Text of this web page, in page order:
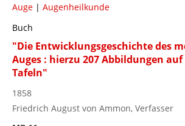
Auge | Augenheilkunde
Buch
"Die Entwicklungsgeschichte des
Auges : hierzu 207 Abbildungen
Tafeln"
1858
Friedrich August von Ammon, Verfasser